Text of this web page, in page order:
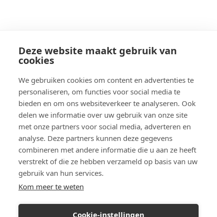
Deze website maakt gebruik van
cookies
We gebruiken cookies om content en advertenties te
personaliseren, om functies voor social media te
bieden en om ons websiteverkeer te analyseren. Ook
delen we informatie over uw gebruik van onze site
met onze partners voor social media, adverteren en
analyse. Deze partners kunnen deze gegevens
combineren met andere informatie die u aan ze heeft
verstrekt of die ze hebben verzameld op basis van uw
gebruik van hun services.
Kom meer te weten
Cookie-instellingen